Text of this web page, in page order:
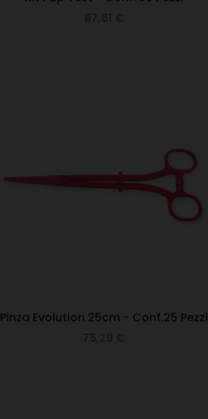
87,61 €
Pinza Evolution 25cm - Conf.25 Pezzi
75,29 €